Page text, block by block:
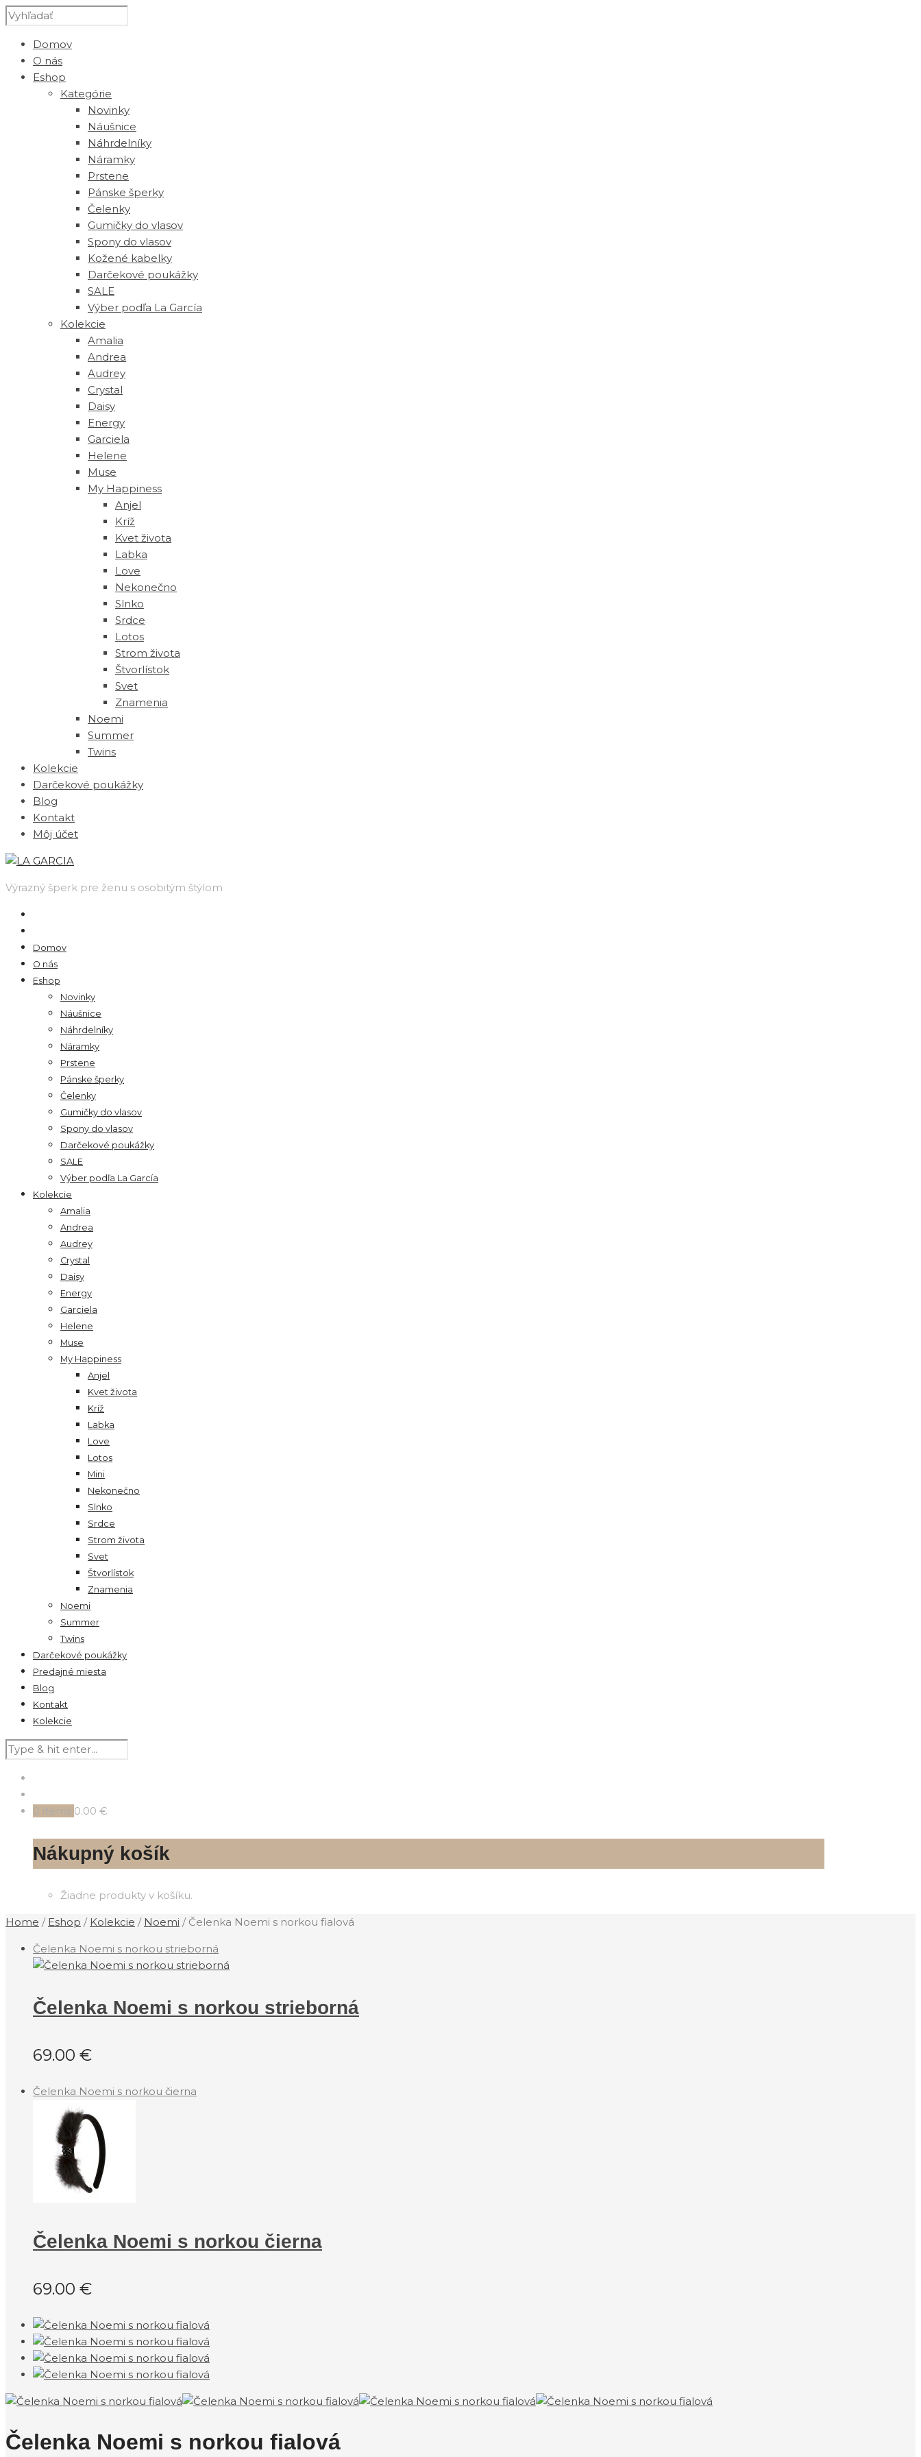
Domov
O nás
Eshop
Kategórie
Novinky
Náušnice
Náhrdelníky
Náramky
Prstene
Pánske šperky
Čelenky
Gumičky do vlasov
Spony do vlasov
Kožené kabelky
Darčekové poukážky
SALE
Výber podľa La García
Kolekcie
Amalia
Andrea
Audrey
Crystal
Daisy
Energy
Garciela
Helene
Muse
‎My Happiness
Anjel
Kríž
Kvet života
Labka
Love
Nekonečno
Slnko
Srdce
Lotos
Strom života
Štvorlístok
Svet
Znamenia
Noemi
Summer
Twins
Kolekcie
Darčekové poukážky
Blog
Kontakt
Môj účet
Výrazný šperk pre ženu s osobitým štýlom
Domov
O nás
Eshop
Novinky
Náušnice
Náhrdelníky
Náramky
Prstene
Pánske šperky
Čelenky
Gumičky do vlasov
Spony do vlasov
Darčekové poukážky
SALE
Výber podľa La García
Kolekcie
Amalia
Andrea
Audrey
Crystal
Daisy
Energy
Garciela
Helene
Muse
My Happiness
Anjel
Kvet života
Kríž
Labka
Love
Lotos
Mini
Nekonečno
Slnko
Srdce
Strom života
Svet
Štvorlístok
Znamenia
Noemi
Summer
Twins
Darčekové poukážky
Predajné miesta
Blog
Kontakt
Kolekcie
0 items 0.00 €
Nákupný košík
Žiadne produkty v košíku.
Home / Eshop / Kolekcie / ‎Noemi / Čelenka Noemi s norkou fialová
Čelenka Noemi s norkou strieborná
Čelenka Noemi s norkou strieborná
69.00 €
Čelenka Noemi s norkou čierna
Čelenka Noemi s norkou čierna
69.00 €
Čelenka Noemi s norkou fialová